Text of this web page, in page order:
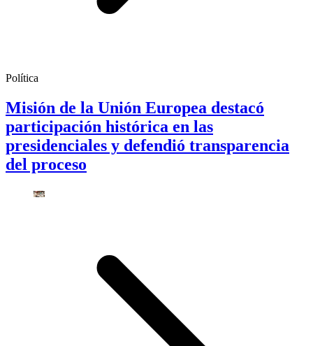
Política
Misión de la Unión Europea destacó
participación histórica en las
presidenciales y defendió transparencia
del proceso